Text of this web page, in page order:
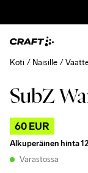
SubZ
60 EUR
Alkuperäinen hinta
Varastossa
Koti Naisille
Outlet